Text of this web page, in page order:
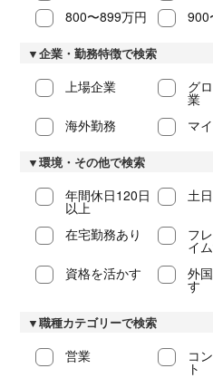
800〜899万円
900
▼企業・勤務特徴で検索
上場企業 グ
業
海外勤務 マ
▼環境・その他で検索
年間休日120日
以上
土
在宅勤務あり フ
イ
資格を活かす 外
す
▼職種カテゴリーで検索
営業 コ
ト